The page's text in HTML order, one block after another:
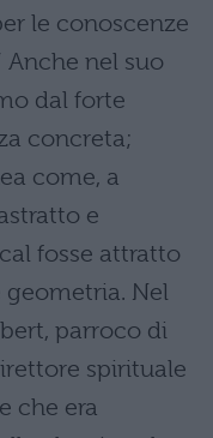
le conoscenze
Anche nel suo
dal forte
concreta;
come, a
e
fosse attratto
geometria. Nel
parroco di
spirituale
che era